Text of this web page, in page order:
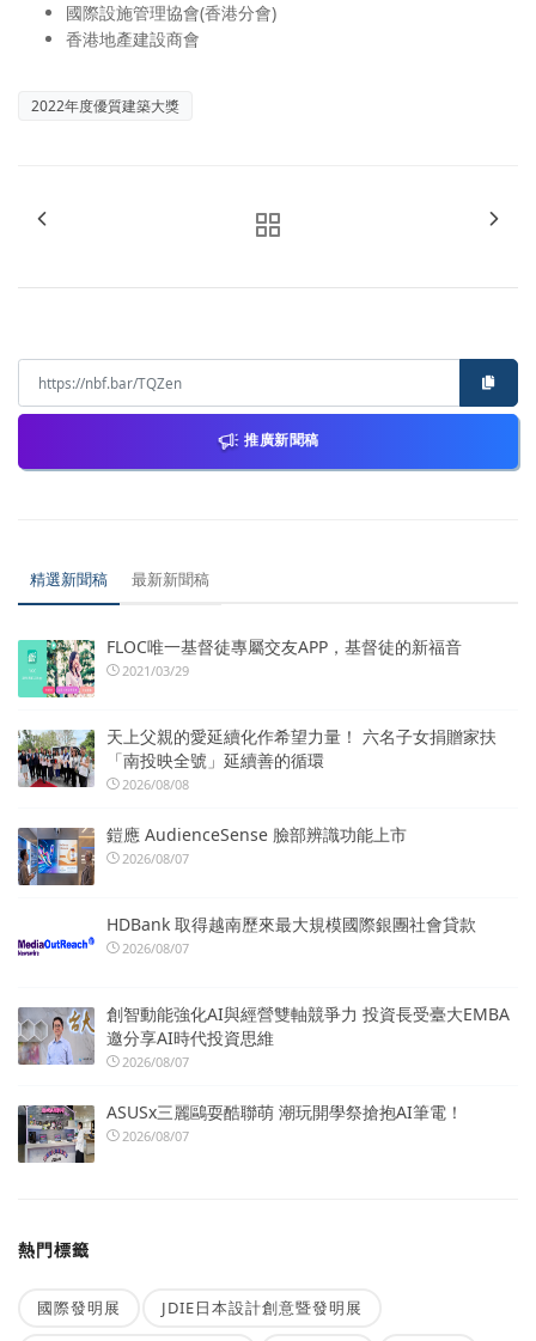
國際設施管理協會(香港分會)
香港地產建設商會
2022年度優質建築大獎
推廣新聞稿
精選新聞稿 最新新聞稿
FLOC唯一基督徒專屬交友APP，基督徒的新福音
2021/03/29
天上父親的愛延續化作希望力量！ 六名子女捐贈家扶
「南投映全號」延續善的循環
2026/08/08
鎧應 AudienceSense 臉部辨識功能上市
2026/08/07
HDBank 取得越南歷來最大規模國際銀團社會貸款
2026/08/07
創智動能強化AI與經營雙軸競爭力 投資長受臺大EMBA
邀分享AI時代投資思維
2026/08/07
ASUSx三麗鷗耍酷聯萌 潮玩開學祭搶抱AI筆電！
2026/08/07
熱門標籤
國際發明展 JDIE日本設計創意暨發明展